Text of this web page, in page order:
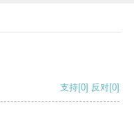
支持[0] 反对[0]